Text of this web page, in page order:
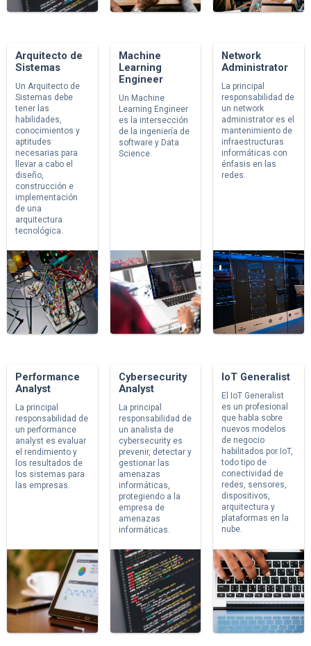
Arquitecto de
Sistemas
Un Arquitecto de
Sistemas debe
tener las
habilidades,
conocimientos y
aptitudes
necesarias para
llevar a cabo el
diseño,
construcción e
implementación
de una
arquitectura
tecnológica.
Machine
Learning
Engineer
Un Machine
Learning Engineer
es la intersección
de la ingeniería de
software y Data
Science.
Network
Administrator
La principal
responsabilidad de
un network
administrator es el
mantenimiento de
infraestructuras
informáticas con
énfasis en las
redes.
Performance
Analyst
La principal
responsabilidad de
un performance
analyst es evaluar
el rendimiento y
los resultados de
los sistemas para
las empresas.
Cybersecurity
Analyst
La principal
responsabilidad de
un analista de
cybersecurity es
prevenir, detectar y
gestionar las
amenazas
informáticas,
protegiendo a la
empresa de
amenazas
informáticas.
IoT Generalist
El IoT Generalist
es un profesional
que habla sobre
nuevos modelos
de negocio
habilitados por IoT,
todo tipo de
conectividad de
redes, sensores,
dispositivos,
arquitectura y
plataformas en la
nube.